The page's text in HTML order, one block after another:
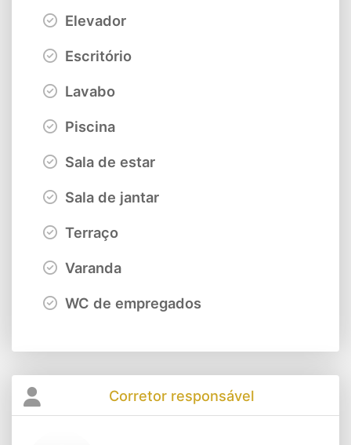
Elevador
Escritório
Lavabo
Piscina
Sala de estar
Sala de jantar
Terraço
Varanda
WC de empregados
Corretor responsável